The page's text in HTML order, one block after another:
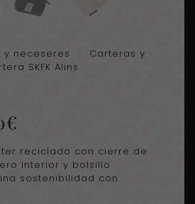
y neceseres
Carteras y
SKFK Alins
€
actual
es:
27,30€.
reciclado con cierre de
interior y bolsillo
sostenibilidad con